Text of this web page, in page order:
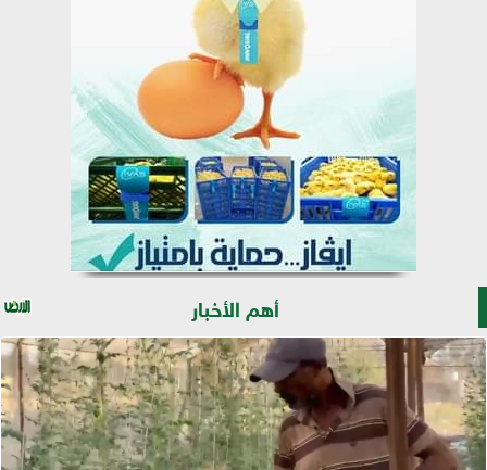
أهم الأخبار